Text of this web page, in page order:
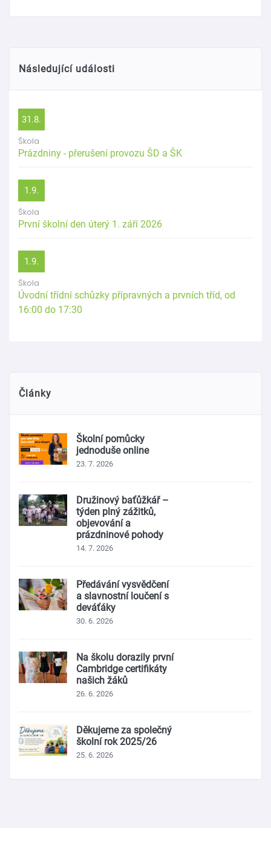
Následující události
31.8.
Škola
Prázdniny - přerušení provozu ŠD a ŠK
1.9.
Škola
První školní den úterý 1. září 2026
1.9.
Škola
Úvodní třídní schůzky přípravných a prvních tříd, od
16:00 do 17:30
Články
Školní pomůcky
jednoduše online
23. 7. 2026
Družinový baťůžkář –
týden plný zážitků,
objevování a
prázdninové pohody
14. 7. 2026
Předávání vysvědčení
a slavnostní loučení s
deváťáky
30. 6. 2026
Na školu dorazily první
Cambridge certifikáty
našich žáků
26. 6. 2026
Děkujeme za společný
školní rok 2025/26
25. 6. 2026